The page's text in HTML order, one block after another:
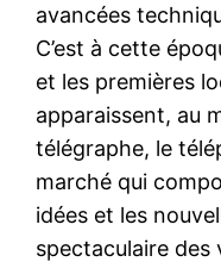
avancées
C’est à cette
et les premières
apparaissent, au
télégraphe, le
marché qui
idées et les
spectaculaire des